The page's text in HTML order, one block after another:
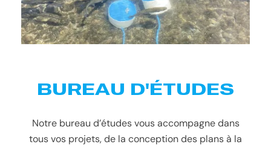
BUREAU D'ÉTUDES
Notre bureau d’études vous accompagne dans
tous vos projets, de la conception des plans à la